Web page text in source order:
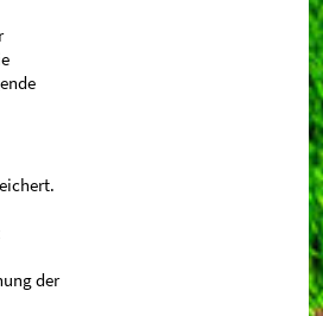
der